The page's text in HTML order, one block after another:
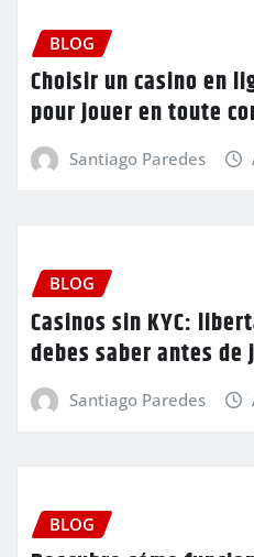
BLOG
Choisir un casino en
pour jouer en toute
Santiago Paredes
BLOG
Casinos sin KYC:
debes saber antes de
Santiago Paredes
BLOG